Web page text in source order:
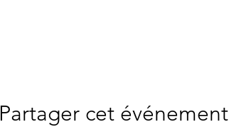
Partager cet événement